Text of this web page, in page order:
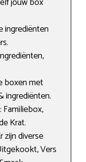
ingrediënten
boxen met
ingrediënten.
Krat.
zijn diverse
Vers